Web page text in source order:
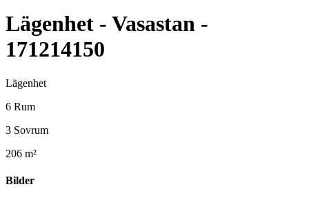
Lägenhet - Vasastan -
171214150
Lägenhet
6 Rum
3 Sovrum
206 m²
Bilder